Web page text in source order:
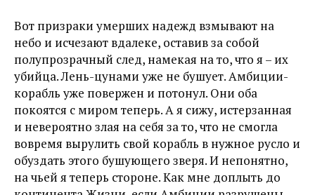
Вот призраки умерших надежд взмывают на
небо и исчезают вдалеке, оставив за собой
полупрозрачный след, намекая на то, что я – их
убийца. Лень-цунами уже не бушует. Амбиции-
корабль уже повержен и потонул. Они оба
покоятся с миром теперь. А я сижу, истерзанная
и невероятно злая на себя за то, что не смогла
вовремя вырулить свой корабль в нужное русло и
обуздать этого бушующего зверя. И непонятно,
на чьей я теперь стороне. Как мне доплыть до